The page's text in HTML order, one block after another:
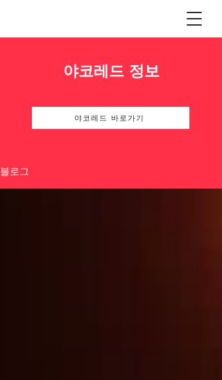
야코레드 정보
야코레드 바로가기
블로그